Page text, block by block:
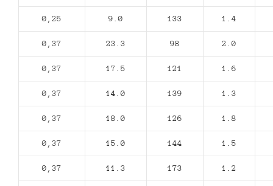
0,25 9.0 133 1.4
0,37 23.3 98 2.0
0,37 17.5 121 1.6
0,37 14.0 139 1.3
0,37 18.0 126 1.8
0,37 15.0 144 1.5
0,37 11.3 173 1.2